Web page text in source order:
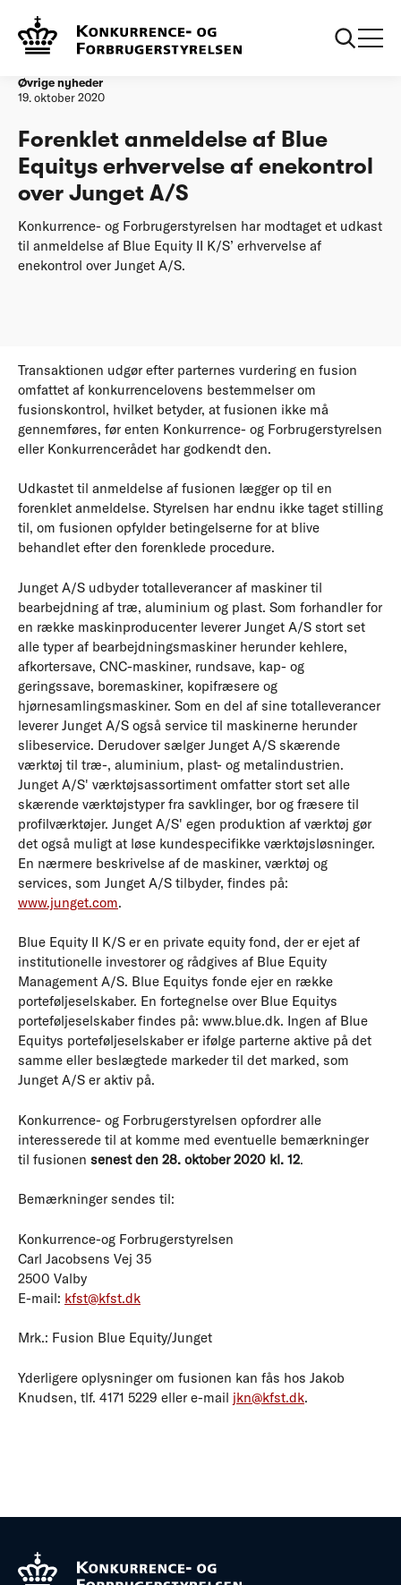
Forside
enekontrol over Junget A/S
Øvrige nyheder
19. oktober 2020
Forenklet anmeldelse af Blue
Equitys erhvervelse af enekontrol
over Junget A/S
Konkurrence- og Forbrugerstyrelsen har modtaget et udkast
til anmeldelse af Blue Equity II K/S’ erhvervelse af
enekontrol over Junget A/S.
Transaktionen udgør efter parternes vurdering en fusion
omfattet af konkurrencelovens bestemmelser om
fusionskontrol, hvilket betyder, at fusionen ikke må
gennemføres, før enten Konkurrence- og Forbrugerstyrelsen
eller Konkurrencerådet har godkendt den.
Udkastet til anmeldelse af fusionen lægger op til en
forenklet anmeldelse. Styrelsen har endnu ikke taget stilling
til, om fusionen opfylder betingelserne for at blive
behandlet efter den forenklede procedure.
Junget A/S udbyder totalleverancer af maskiner til
bearbejdning af træ, aluminium og plast. Som forhandler for
en række maskinproducenter leverer Junget A/S stort set
alle typer af bearbejdningsmaskiner herunder kehlere,
afkortersave, CNC-maskiner, rundsave, kap- og
geringssave, boremaskiner, kopifræsere og
hjørnesamlingsmaskiner. Som en del af sine totalleverancer
leverer Junget A/S også service til maskinerne herunder
slibeservice. Derudover sælger Junget A/S skærende
værktøj til træ-, aluminium, plast- og metalindustrien.
Junget A/S' værktøjsassortiment omfatter stort set alle
skærende værktøjstyper fra savklinger, bor og fræsere til
profilværktøjer. Junget A/S' egen produktion af værktøj gør
det også muligt at løse kundespecifikke værktøjsløsninger.
En nærmere beskrivelse af de maskiner, værktøj og
services, som Junget A/S tilbyder, findes på:
www.junget.com.
Blue Equity II K/S er en private equity fond, der er ejet af
institutionelle investorer og rådgives af Blue Equity
Management A/S. Blue Equitys fonde ejer en række
porteføljeselskaber. En fortegnelse over Blue Equitys
porteføljeselskaber findes på: www.blue.dk. Ingen af Blue
Equitys porteføljeselskaber er ifølge parterne aktive på det
samme eller beslægtede markeder til det marked, som
Junget A/S er aktiv på.
Konkurrence- og Forbrugerstyrelsen opfordrer alle
interesserede til at komme med eventuelle bemærkninger
til fusionen senest den 28. oktober 2020 kl. 12.
Bemærkninger sendes til:
Konkurrence-og Forbrugerstyrelsen
Carl Jacobsens Vej 35
2500 Valby
E-mail: kfst@kfst.dk
Mrk.: Fusion Blue Equity/Junget
Yderligere oplysninger om fusionen kan fås hos Jakob
Knudsen, tlf. 4171 5229 eller e-mail jkn@kfst.dk.